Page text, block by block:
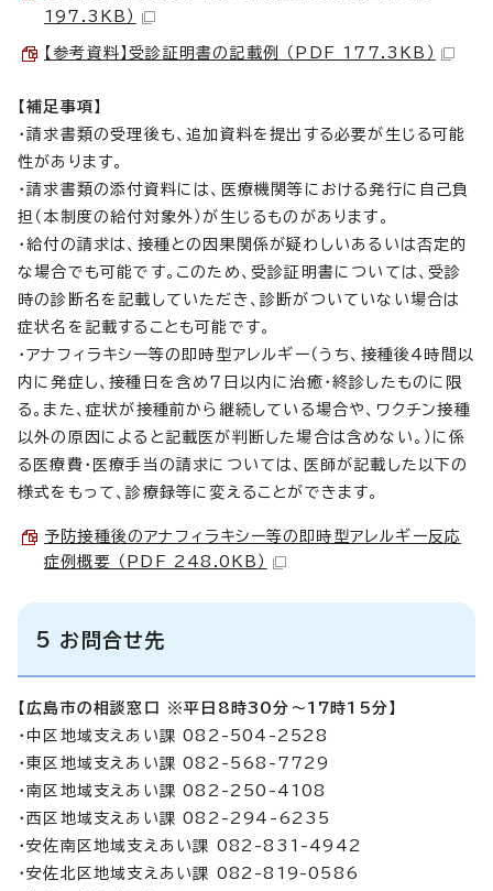
197.3KB）
【参考資料】受診証明書の記載例 （PDF 177.3KB）
【補足事項】
・請求書類の受理後も、追加資料を提出する必要が生じる可能
性があります。
・請求書類の添付資料には、医療機関等における発行に自己負
担（本制度の給付対象外）が生じるものがあります。
・給付の請求は、接種との因果関係が疑わしいあるいは否定的
な場合でも可能です。このため、受診証明書については、受診
時の診断名を記載していただき、診断がついていない場合は
症状名を記載することも可能です。
・アナフィラキシー等の即時型アレルギー（うち、接種後4時間以
内に発症し、接種日を含め7日以内に治癒・終診したものに限
る。また、症状が接種前から継続している場合や、ワクチン接種
以外の原因によると記載医が判断した場合は含めない。）に係
る医療費・医療手当の請求については、医師が記載した以下の
様式をもって、診療録等に変えることができます。
予防接種後のアナフィラキシー等の即時型アレルギー反応
症例概要 （PDF 248.0KB）
5 お問合せ先
【広島市の相談窓口 ※平日8時30分～17時15分】
・中区地域支えあい課 082-504-2528
・東区地域支えあい課 082-568-7729
・南区地域支えあい課 082-250-4108
・西区地域支えあい課 082-294-6235
・安佐南区地域支えあい課 082-831-4942
・安佐北区地域支えあい課 082-819-0586